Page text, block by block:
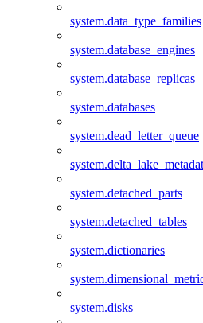
system.data_type_families
system.database_engines
system.database_replicas
system.databases
system.dead_letter_queue
system.detached_parts
system.detached_tables
system.dictionaries
system.disks